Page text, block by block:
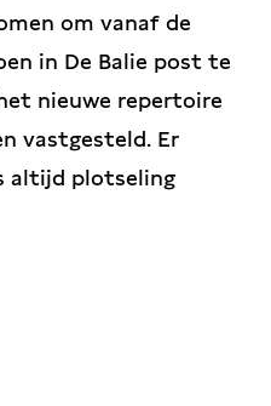
om vanaf de
in De Balie post te
nieuwe repertoire
vastgesteld. Er
altijd plotseling